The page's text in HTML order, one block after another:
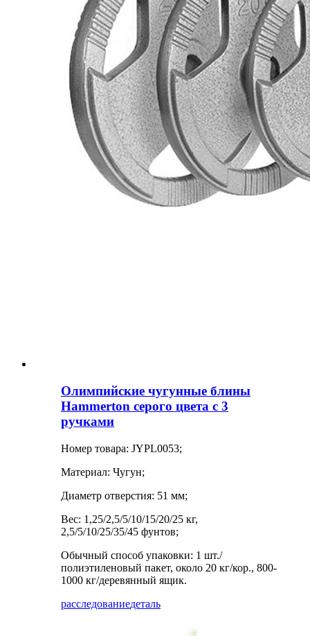
Олимпийские чугунные блины
Hammerton серого цвета с 3
ручками
Номер товара: JYPL0053;
Материал: Чугун;
Диаметр отверстия: 51 мм;
Вес: 1,25/2,5/5/10/15/20/25 кг,
2,5/5/10/25/35/45 фунтов;
Обычный способ упаковки: 1 шт./
полиэтиленовый пакет, около 20 кг/кор., 800-
1000 кг/деревянный ящик.
расследованиедеталь